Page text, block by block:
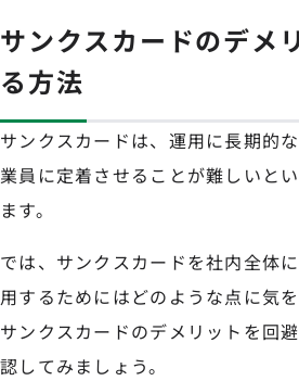
サンクスカードのデメ
る方法
サンクスカードは、運用に長期的
業員に定着させることが難しいと
ます。
では、サンクスカードを社内全体
用するためにはどのような点に気
サンクスカードのデメリットを回
認してみましょう。